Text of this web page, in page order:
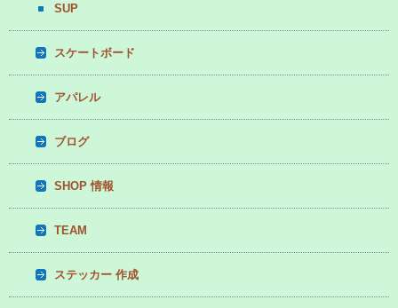
SUP
スケートボード
アパレル
ブログ
SHOP 情報
TEAM
ステッカー 作成